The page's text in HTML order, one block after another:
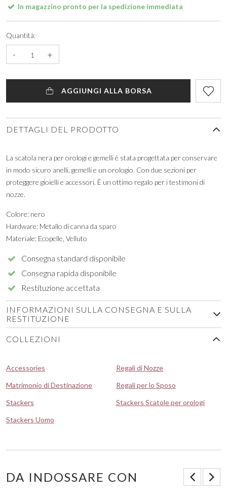
In magazzino pronto per la spedizione immediata
Quantità:
- +
AGGIUNGI ALLA BORSA
DETTAGLI DEL PRODOTTO
La scatola nera per orologi e gemelli è stata progettata per conservare
in modo sicuro anelli, gemelli e un orologio. Con due sezioni per
proteggere gioielli e accessori. È un ottimo regalo per i testimoni di
nozze.
Colore: nero
Hardware: Metallo di canna da sparo
Materiale: Ecopelle, Velluto
Consegna standard disponibile
Consegna rapida disponibile
Restituzione accettata
INFORMAZIONI SULLA CONSEGNA E SULLA
RESTITUZIONE
COLLEZIONI
Accessories
Regali di Nozze
Matrimonio di Destinazione
Regali per lo Sposo
Stackers
Stackers Scatole per orologi
Stackers Uomo
DA INDOSSARE CON